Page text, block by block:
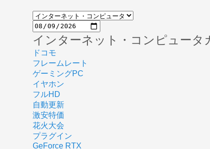
インターネット・コンピュータ
ドコモ
フレームレート
ゲーミングPC
イヤホン
フルHD
自動更新
激安特価
花火大会
プラグイン
GeForce RTX